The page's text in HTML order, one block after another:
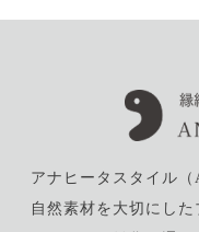
アナヒータスタイル
自然素材を大切にし